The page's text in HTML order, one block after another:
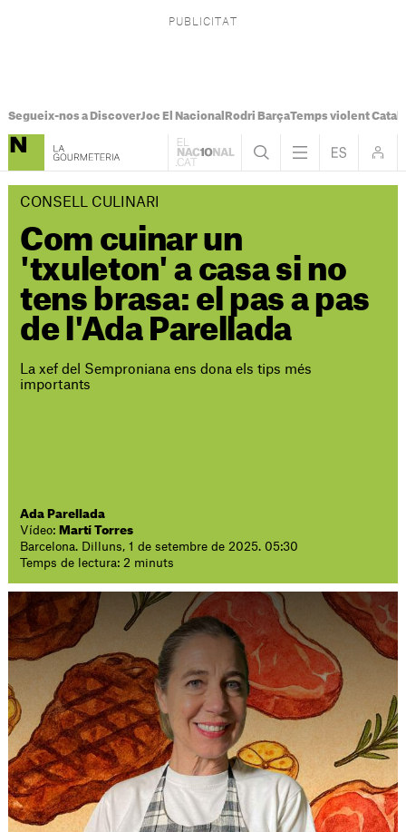
Segueix-nos a DiscoverJoc El Nacional Rodri BarçaTemps violent
CONSELL CULINARI
Com cuinar un
'txuleton' a casa si no
tens brasa: el pas a pas
de l'Ada Parellada
La xef del Semproniana ens dona els tips més
importants
Ada Parellada
Vídeo: Martí Torres
Barcelona. Dilluns, 1 de setembre de 2025. 05:30
Temps de lectura: 2 minuts